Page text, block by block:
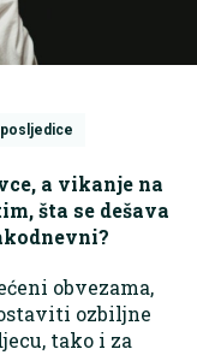
posljedice
a vikanje na
šta se dešava
obvezama,
ozbiljne
tako i za